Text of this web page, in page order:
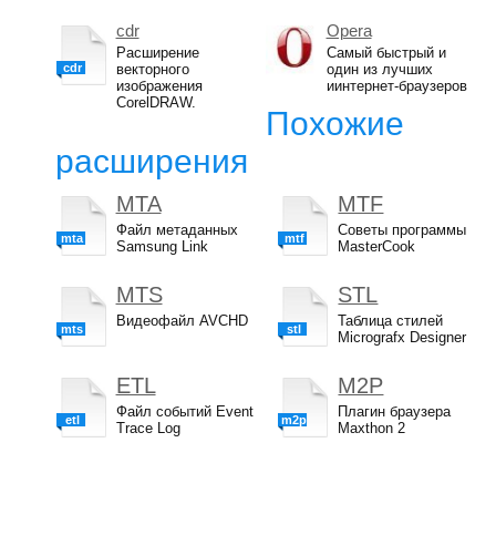
cdr
cdr
Расширение
векторного
изображения
CorelDRAW.
Opera
Самый быстрый и
один из лучших
иинтернет-браузеров
Похожие
расширения
mta
MTA
Файл метаданных
Samsung Link
mts
MTS
Видеофайл AVCHD
etl
ETL
Файл событий Event
Trace Log
mtf
MTF
Советы программы
MasterCook
stl
STL
Таблица стилей
Micrografx Designer
m2p
M2P
Плагин браузера
Maxthon 2